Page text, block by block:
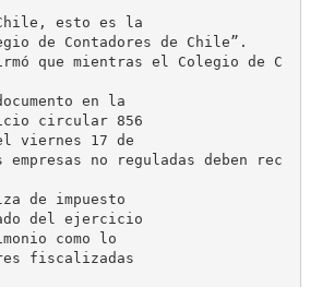
esto es la
de Contadores de Chile”.
que mientras el Colegio de C
en la
circular 856
viernes 17 de
no reguladas deben rec
de impuesto
del ejercicio
como lo
fiscalizadas